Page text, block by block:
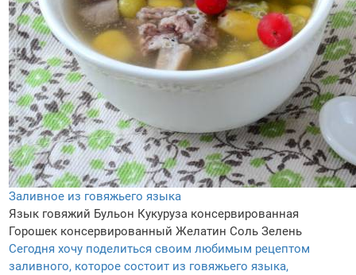
Заливное из говяжьего языка
Язык говяжий Бульон Кукуруза консервированная
Горошек консервированный Желатин Соль Зелень
Сегодня хочу поделиться своим любимым рецептом
заливного, которое состоит из говяжьего языка,